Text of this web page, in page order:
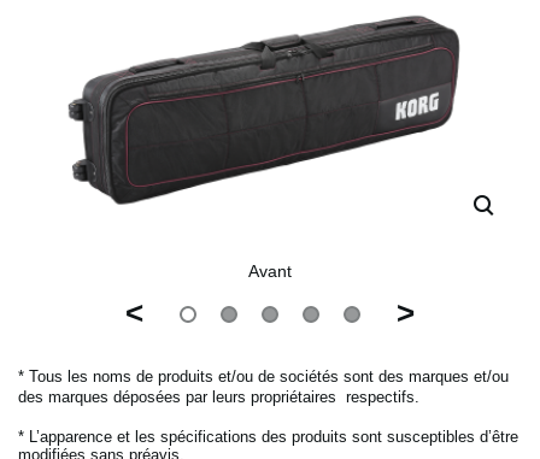
Avant
< >
* Tous les noms de produits et/ou de sociétés sont des marques et/ou
des marques déposées par leurs propriétaires respectifs.
* L’apparence et les spécifications des produits sont susceptibles d’être
modifiées sans préavis.